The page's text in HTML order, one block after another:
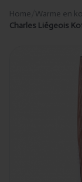
Home Warme en
Charles Liégeois